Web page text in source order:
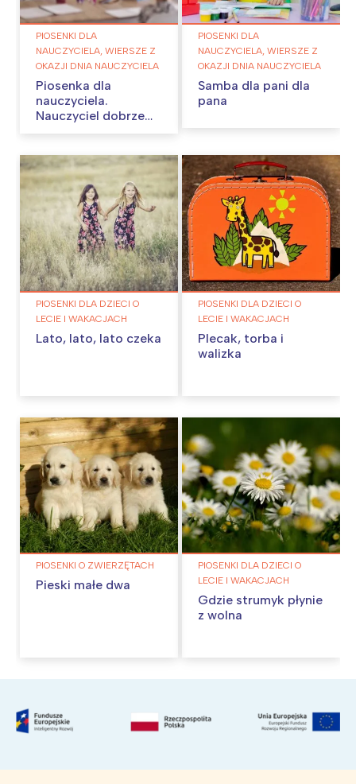
PIOSENKI DLA
NAUCZYCIELA, WIERSZE Z
OKAZJI DNIA NAUCZYCIELA
Piosenka dla
nauczyciela.
Nauczyciel dobrze
PIOSENKI DLA
NAUCZYCIELA, WIERSZE Z
OKAZJI DNIA NAUCZYCIELA
Samba dla pani dla
pana
PIOSENKI DLA DZIECI O
LECIE I WAKACJACH
Lato, lato, lato czeka
PIOSENKI DLA DZIECI O
LECIE I WAKACJACH
Plecak, torba i
walizka
PIOSENKI O ZWIERZĘTACH
Pieski małe dwa
PIOSENKI DLA DZIECI O
LECIE I WAKACJACH
Gdzie strumyk płynie
z wolna